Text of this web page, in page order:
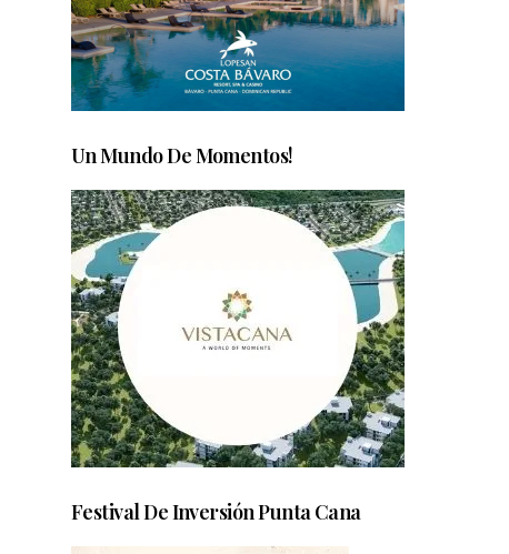
Un Mundo De Momentos!
Festival De Inversión Punta Cana